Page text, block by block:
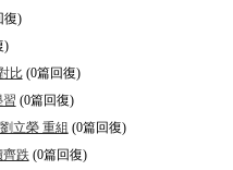
復)
)
比(0篇回復)
(0篇回復)
立榮 重組 (0篇回復)
齊跌(0篇回復)